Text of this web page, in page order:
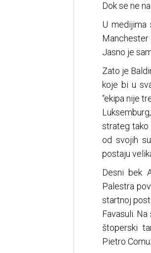
Dok se ne
U medijima
Manchester
Jasno je
Zato je
koje bi u
“ekipa nije
strateg tako
od svojih
postaju
Desni bek
Palestra
startnoj
Favasuli.
štoperski
Pietro